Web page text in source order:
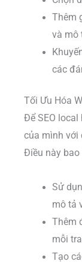
Thêm
và mô
các
Tối Ưu Hóa
Để SEO
của mình với
Điều này bao
Sử
mô tả
Thêm
mỗi
Tạo